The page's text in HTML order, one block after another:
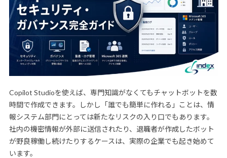
Copilot Studioを使えば、専門知識がなくてもチャットボットを数
時間で作成できます。しかし「誰でも簡単に作れる」ことは、情
報システム部門にとっては新たなリスクの入り口でもあります。
社内の機密情報が外部に送信されたり、退職者が作成したボット
が野良稼働し続けたりするケースは、実際の企業でも起き始めて
います。